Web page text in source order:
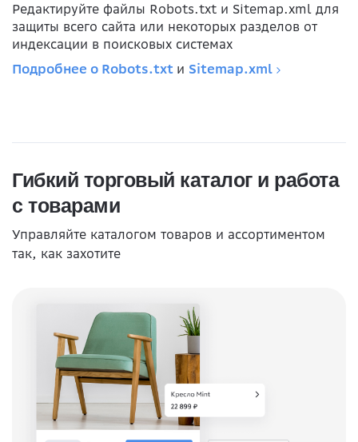
Редактируйте файлы Robots.txt и Sitemap.xml для
защиты всего сайта или некоторых разделов от
индексации в поисковых системах
Подробнее о Robots.txt и Sitemap.xml
Гибкий торговый каталог и работа
с товарами
Управляйте каталогом товаров и ассортиментом
так, как захотите